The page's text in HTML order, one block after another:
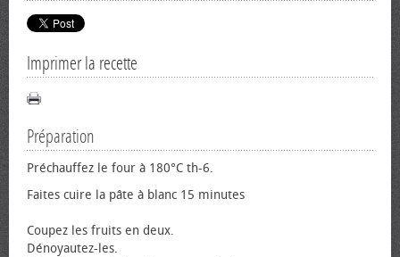
Imprimer la recette
Préparation
Préchauffez le four à 180°C th-6.
Faites cuire la pâte à blanc 15 minutes
Coupez les fruits en deux.
Dénoyautez-les.